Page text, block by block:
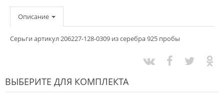
Описание
Серьги артикул 206227-128-0309 из серебра 925 пробы
ВЫБЕРИТЕ ДЛЯ КОМПЛЕКТА